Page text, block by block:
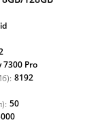
Pro
8192
50